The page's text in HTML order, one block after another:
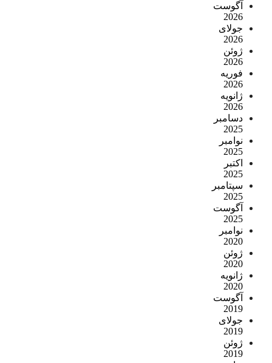
آگوست
2026
جولای
2026
ژوئن
2026
فوریه
2026
ژانویه
2026
دسامبر
2025
نوامبر
2025
اکتبر
2025
سپتامبر
2025
آگوست
2025
نوامبر
2020
ژوئن
2020
ژانویه
2020
آگوست
2019
جولای
2019
ژوئن
2019